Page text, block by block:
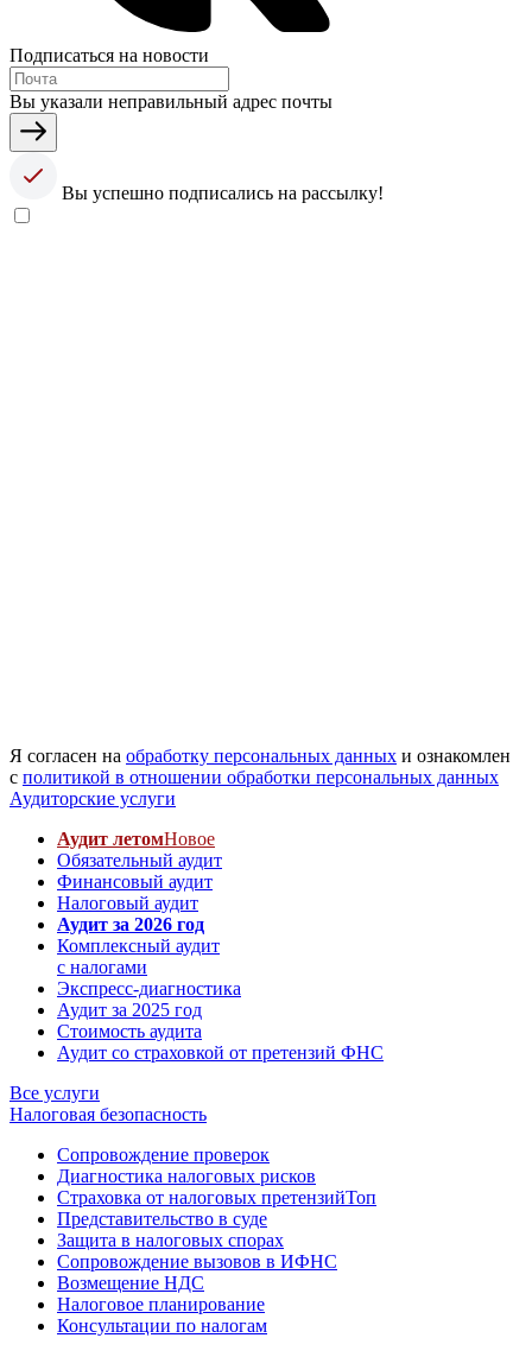
Подписаться на новости
Вы указали неправильный адрес почты
Вы успешно подписались на рассылку!
Я согласен на обработку персональных данных и ознакомлен
с политикой в отношении обработки персональных данных
Аудиторские услуги
Аудит летомНовое
Обязательный аудит
Финансовый аудит
Налоговый аудит
Аудит за 2026 год
Комплексный аудит
с налогами
Экспресс-диагностика
Аудит за 2025 год
Стоимость аудита
Аудит со страховкой от претензий ФНС
Все услуги
Налоговая безопасность
Сопровождение проверок
Диагностика налоговых рисков
Страховка от налоговых претензийТоп
Представительство в суде
Защита в налоговых спорах
Сопровождение вызовов в ИФНС
Возмещение НДС
Налоговое планирование
Консультации по налогам